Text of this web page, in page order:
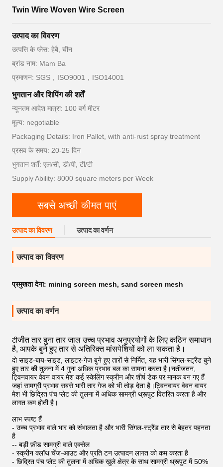
Twin Wire Woven Wire Screen
उत्पाद का विवरण
उत्पत्ति के प्लेस: हेबै, चीन
ब्रांड नाम: Mam Ba
प्रमाणन: SGS，ISO9001，ISO14001
भुगतान और शिपिंग की शर्तें
न्यूनतम आदेश मात्रा: 100 वर्ग मीटर
मूल्य: negotiable
Packaging Details: Iron Pallet, with anti-rust spray treatment
प्रसव के समय: 20-25 दिन
भुगतान शर्तें: एल/सी, डी/पी, टी/टी
Supply Ability: 8000 square meters per Week
सबसे अच्छी कीमत पाएं
उत्पाद का विवरण उत्पाद का वर्णन
उत्पाद का विवरण
प्रमुखता देना: mining screen mesh, sand screen mesh
उत्पाद का वर्णन
टीजीत तार बुना तार जाल उच्च प्रभाव अनुप्रयोगों के लिए कठिन समाधान
है, आपके बुने हुए तार से अतिरिक्त मांसपेशियों को ला सकता है।
दो साइड-बाय-साइड, लाइटर-गेज बुने हुए तारों से निर्मित, यह भारी सिंगल-स्ट्रैंड बुने
हुए तार की तुलना में 4 गुना अधिक प्रभाव बल का सामना करता है।नतीजतन,
ट्विनवायर वेवन वायर मेश कई स्केलिंग स्क्रीन और शीर्ष डेक पर मानक बन गए हैं
जहां सामग्री प्रभाव सबसे भारी तार गेज को भी तोड़ देता है।ट्विनवायर वेवन वायर
मेश भी छिद्रित पंच प्लेट की तुलना में अधिक सामग्री थ्रूपुट वितरित करता है और
लागत कम होती है।
लाभ स्पष्ट हैं
- उच्च प्रभाव वाले भार को संभालता है और भारी सिंगल-स्ट्रैंड तार से बेहतर पहनता
है
-- बड़ी फ़ीड सामग्री वाले एक्सेल
- स्क्रीन क्लॉथ चेंज-आउट और प्रति टन उत्पादन लागत को कम करता है
- छिद्रित पंच प्लेट की तुलना में अधिक खुले क्षेत्र के साथ सामग्री थ्रूपुट में 50%